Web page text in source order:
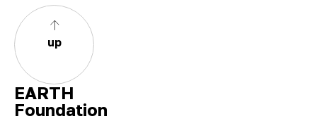
up
EARTH
Foundation